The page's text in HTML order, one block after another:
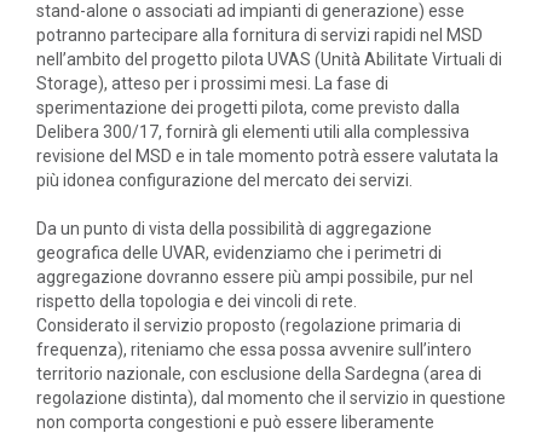
stand-alone o associati ad impianti di generazione) esse
potranno partecipare alla fornitura di servizi rapidi nel MSD
nell’ambito del progetto pilota UVAS (Unità Abilitate Virtuali di
Storage), atteso per i prossimi mesi. La fase di
sperimentazione dei progetti pilota, come previsto dalla
Delibera 300/17, fornirà gli elementi utili alla complessiva
revisione del MSD e in tale momento potrà essere valutata la
più idonea configurazione del mercato dei servizi.
Da un punto di vista della possibilità di aggregazione
geografica delle UVAR, evidenziamo che i perimetri di
aggregazione dovranno essere più ampi possibile, pur nel
rispetto della topologia e dei vincoli di rete.
Considerato il servizio proposto (regolazione primaria di
frequenza), riteniamo che essa possa avvenire sull’intero
territorio nazionale, con esclusione della Sardegna (area di
regolazione distinta), dal momento che il servizio in questione
non comporta congestioni e può essere liberamente